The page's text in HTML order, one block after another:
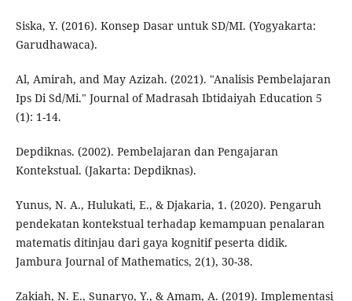
Siska, Y. (2016). Konsep Dasar untuk SD/MI. (Yogyakarta:
Garudhawaca).
Al, Amirah, and May Azizah. (2021). "Analisis Pembelajaran
Ips Di Sd/Mi." Journal of Madrasah Ibtidaiyah Education 5
(1): 1-14.
Depdiknas. (2002). Pembelajaran dan Pengajaran
Kontekstual. (Jakarta: Depdiknas).
Yunus, N. A., Hulukati, E., & Djakaria, 1. (2020). Pengaruh
pendekatan kontekstual terhadap kemampuan penalaran
matematis ditinjau dari gaya kognitif peserta didik.
Jambura Journal of Mathematics, 2(1), 30-38.
Zakiah, N. E., Sunaryo, Y., & Amam, A. (2019). Implementasi